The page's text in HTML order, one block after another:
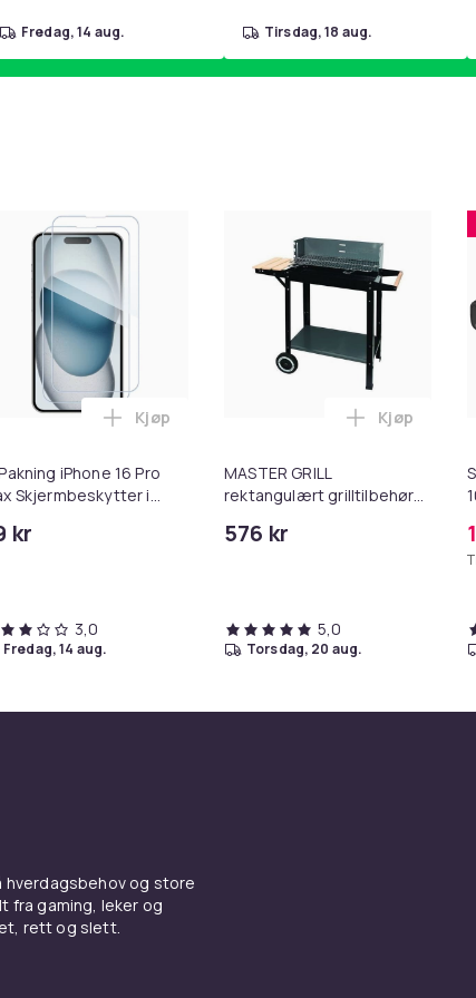
fredag, 14 aug. tirsdag, 18 aug.
Gull/Sort i handlekurven
Løs Te / Krydderposer - Tomme Poser - 100-Pack i
iPhone 16 Pro
Skjermbeskytter i
kr
Legg 2-Pakning iPhone 16 Pro Max
Kjøp
3,0
fredag, 14 aug.
MASTER GRILL
rektangulært grilltilbehør
576 kr
Legg
Kjøp
5,0
torsdag, 20 aug.
hverdagsbehov og store
fra gaming, leker og
rett og slett.